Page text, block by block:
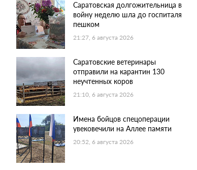
Саратовская долгожительница в
войну неделю шла до госпиталя
пешком
21:27, 6 августа 2026
Саратовские ветеринары
отправили на карантин 130
неучтенных коров
21:10, 6 августа 2026
Имена бойцов спецоперации
увековечили на Аллее памяти
20:52, 6 августа 2026